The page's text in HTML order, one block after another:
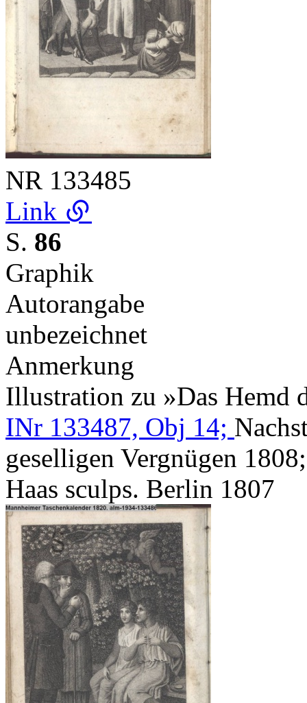
NR 133485
Link
S. 86
Graphik
Autorangabe
unbezeichnet
Anmerkung
Illustration zu »Das Hemd
INr 133487, Obj 14;
geselligen Vergnügen
Haas sculps. Berlin 1807